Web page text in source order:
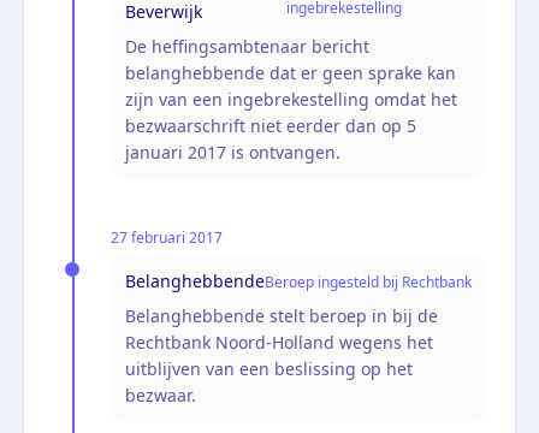
Beverwijk
ingebrekestelling
De heffingsambtenaar bericht
belanghebbende dat er geen sprake kan
zijn van een ingebrekestelling omdat het
bezwaarschrift niet eerder dan op 5
januari 2017 is ontvangen.
27 februari 2017
BelanghebbendeBeroep ingesteld bij Rechtbank
Belanghebbende stelt beroep in bij de
Rechtbank Noord-Holland wegens het
uitblijven van een beslissing op het
bezwaar.